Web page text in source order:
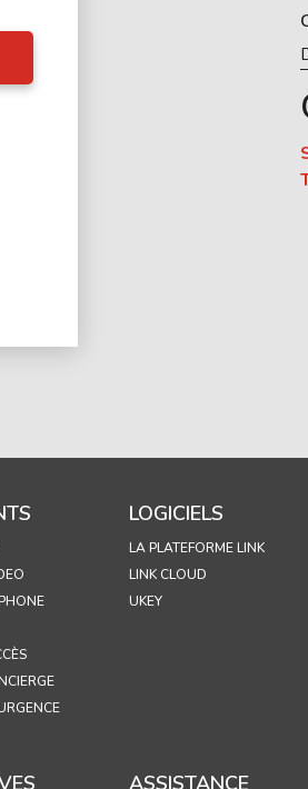
LOGICIELS
LA PLATEFORME LINK
LINK CLOUD
UKEY
ASSISTANCE